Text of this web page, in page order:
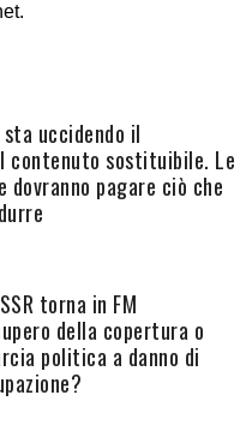
uccidendo il
contenuto sostituibile. Le
pagare ciò che
torna in FM
della copertura o
politica a danno di